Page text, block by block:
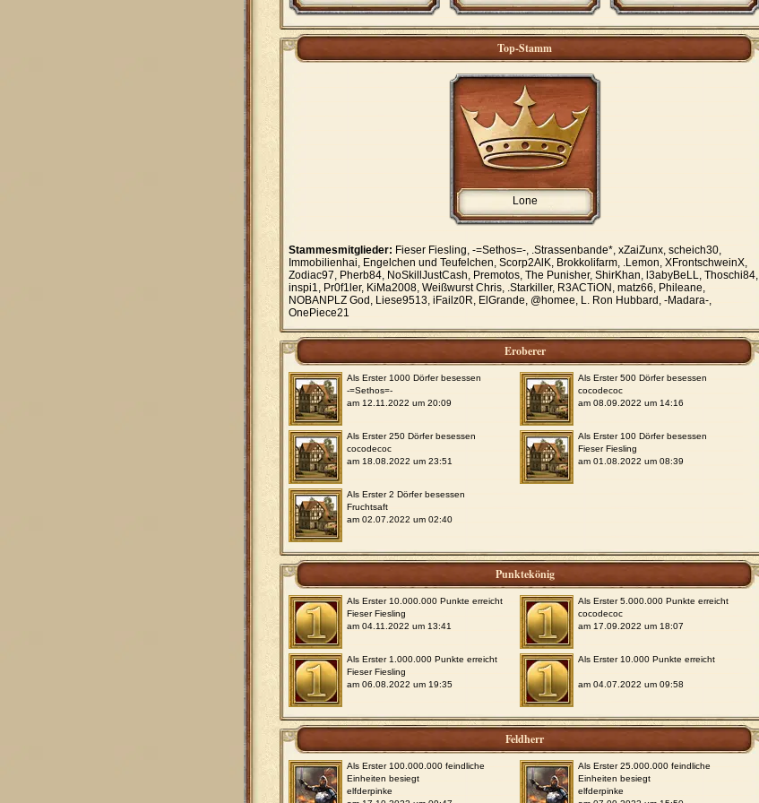
Top-Stamm
Lone
Stammesmitglieder: Fieser Fiesling, -=Sethos=-, .Strassenbande*, xZaiZunx, scheich30,
Immobilienhai, Engelchen und Teufelchen, Scorp2AlK, Brokkolifarm, .Lemon, XFrontschweinX,
Zodiac97, Pherb84, NoSkillJustCash, Premotos, The Punisher, ShirKhan, l3abyBeLL, Thoschi84,
inspi1, Pr0f1ler, KiMa2008, Weißwurst Chris, .Starkiller, R3ACTiON, matz66, Phileane,
NOBANPLZ God, Liese9513, iFailz0R, ElGrande, @homee, L. Ron Hubbard, -Madara-,
OnePiece21
Eroberer
Als Erster 1000 Dörfer besessen
-=Sethos=-
am 12.11.2022 um 20:09
Als Erster 500 Dörfer besessen
cocodecoc
am 08.09.2022 um 14:16
Als Erster 250 Dörfer besessen
cocodecoc
am 18.08.2022 um 23:51
Als Erster 100 Dörfer besessen
Fieser Fiesling
am 01.08.2022 um 08:39
Als Erster 2 Dörfer besessen
Fruchtsaft
am 02.07.2022 um 02:40
Punktekönig
Als Erster 10.000.000 Punkte erreicht
Fieser Fiesling
am 04.11.2022 um 13:41
Als Erster 5.000.000 Punkte erreicht
cocodecoc
am 17.09.2022 um 18:07
Als Erster 1.000.000 Punkte erreicht
Fieser Fiesling
am 06.08.2022 um 19:35
Als Erster 10.000 Punkte erreicht
am 04.07.2022 um 09:58
Feldherr
Als Erster 100.000.000 feindliche
Einheiten besiegt
elfderpinke
Als Erster 25.000.000 feindliche
Einheiten besiegt
elfderpinke